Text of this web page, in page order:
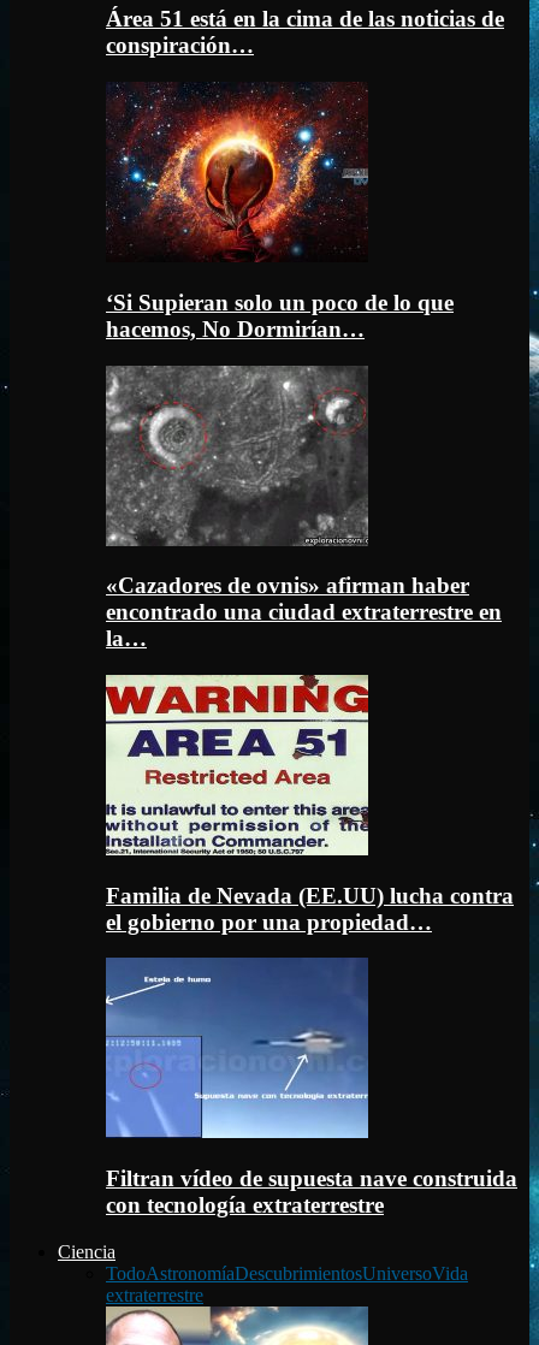
Área 51 está en la cima de las noticias de
conspiración…
‘Si Supieran solo un poco de lo que
hacemos, No Dormirían…
«Cazadores de ovnis» afirman haber
encontrado una ciudad extraterrestre en
la…
Familia de Nevada (EE.UU) lucha contra
el gobierno por una propiedad…
Filtran vídeo de supuesta nave construida
con tecnología extraterrestre
Ciencia
TodoAstronomíaDescubrimientosUniversoVida
extraterrestre